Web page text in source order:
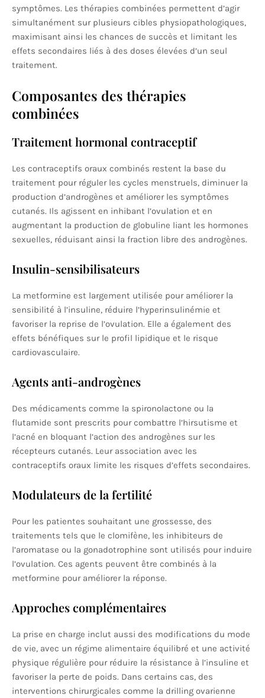
symptômes. Les thérapies combinées permettent d’agir
simultanément sur plusieurs cibles physiopathologiques,
maximisant ainsi les chances de succès et limitant les
effets secondaires liés à des doses élevées d’un seul
traitement.
Composantes des thérapies
combinées
Traitement hormonal contraceptif
Les contraceptifs oraux combinés restent la base du
traitement pour réguler les cycles menstruels, diminuer la
production d’androgènes et améliorer les symptômes
cutanés. Ils agissent en inhibant l’ovulation et en
augmentant la production de globuline liant les hormones
sexuelles, réduisant ainsi la fraction libre des androgènes.
Insulin-sensibilisateurs
La metformine est largement utilisée pour améliorer la
sensibilité à l’insuline, réduire l’hyperinsulinémie et
favoriser la reprise de l’ovulation. Elle a également des
effets bénéfiques sur le profil lipidique et le risque
cardiovasculaire.
Agents anti-androgènes
Des médicaments comme la spironolactone ou la
flutamide sont prescrits pour combattre l’hirsutisme et
l’acné en bloquant l’action des androgènes sur les
récepteurs cutanés. Leur association avec les
contraceptifs oraux limite les risques d’effets secondaires.
Modulateurs de la fertilité
Pour les patientes souhaitant une grossesse, des
traitements tels que le clomifène, les inhibiteurs de
l’aromatase ou la gonadotrophine sont utilisés pour induire
l’ovulation. Ces agents peuvent être combinés à la
metformine pour améliorer la réponse.
Approches complémentaires
La prise en charge inclut aussi des modifications du mode
de vie, avec un régime alimentaire équilibré et une activité
physique régulière pour réduire la résistance à l’insuline et
favoriser la perte de poids. Dans certains cas, des
interventions chirurgicales comme la drilling ovarienne